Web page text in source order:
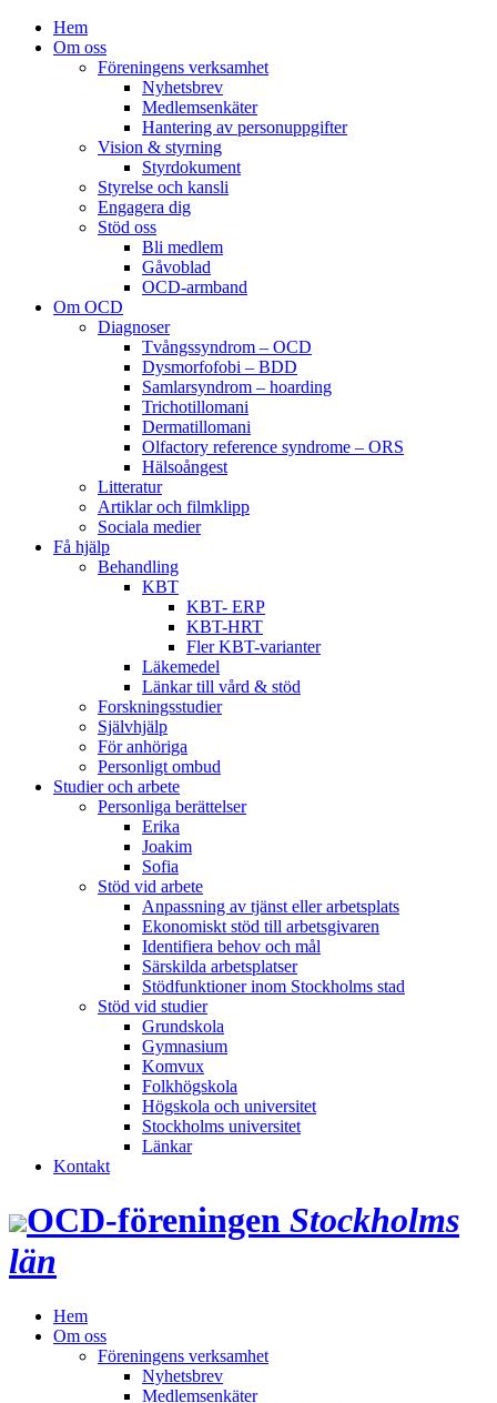
Hem
Om oss
Föreningens verksamhet
Nyhetsbrev
Medlemsenkäter
Hantering av personuppgifter
Vision & styrning
Styrdokument
Styrelse och kansli
Engagera dig
Stöd oss
Bli medlem
Gåvoblad
OCD-armband
Om OCD
Diagnoser
Tvångssyndrom – OCD
Dysmorfofobi – BDD
Samlarsyndrom – hoarding
Trichotillomani
Dermatillomani
Olfactory reference syndrome – ORS
Hälsoångest
Litteratur
Artiklar och filmklipp
Sociala medier
Få hjälp
Behandling
KBT
KBT- ERP
KBT-HRT
Fler KBT-varianter
Läkemedel
Länkar till vård & stöd
Forskningsstudier
Självhjälp
För anhöriga
Personligt ombud
Studier och arbete
Personliga berättelser
Erika
Joakim
Sofia
Stöd vid arbete
Anpassning av tjänst eller arbetsplats
Ekonomiskt stöd till arbetsgivaren
Identifiera behov och mål
Särskilda arbetsplatser
Stödfunktioner inom Stockholms stad
Stöd vid studier
Grundskola
Gymnasium
Komvux
Folkhögskola
Högskola och universitet
Stockholms universitet
Länkar
Kontakt
OCD‑föreningen Stockholms
län
Hem
Om oss
Föreningens verksamhet
Nyhetsbrev
Medlemsenkäter